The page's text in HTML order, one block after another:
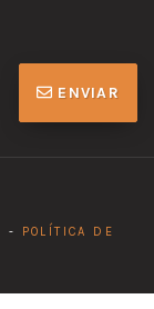
ENVIAR
-
POLÍTICA DE